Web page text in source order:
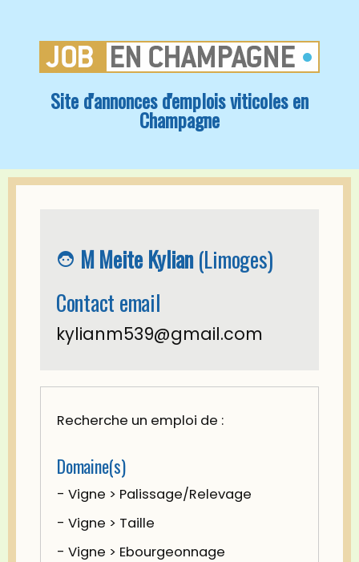
Site d'annonces d'emplois viticoles en
Champagne
face_6 M Meite Kylian(Limoges)
Contact email
kylianm539@gmail.com
Recherche un emploi de :
Domaine(s)
- Vigne > Palissage/Relevage
- Vigne > Taille
- Vigne > Ebourgeonnage